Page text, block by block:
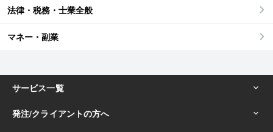
法律・税務・士業全般
マネー・副業